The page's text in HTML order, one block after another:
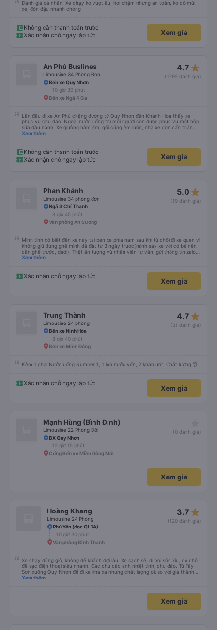
Đánh giá cá nhân: Xe chạy ko vượt ẩu, hơi chậm nhưng an toàn, ko có mùi
xe, đón đậu nhanh chóng
Không cần thanh toán trước
Xác nhận chỗ ngay lập tức
Xem giá
An Phú Buslines
Limousine 34 Phòng Đơn
4.7 star_rate
(1292 đánh giá)
Bến xe Quy Nhơn
10 giờ 30 phút
Bến xe Ngã 4 Ga
Lần đầu đi xe An Phú chặng đường từ Quy Nhơn đến Khánh Hoà thấy xe
phục vụ chu đáo. Ngoài nước uống thì mỗi người còn được phục vụ một hộp
sữa đậu nành. Xe giường nằm êm, gối cũng êm luôn, nhà xe còn cẩn thận
treo thêm ở mỗi giường một cái giỏ nhỏ để đựng chai nước uống tránh rớt.
ngoài (với số tiền bỏ ra cho tuyến đường như vậy thì thấy rất tốt)
Xem thêm
Không cần thanh toán trước
Xác nhận chỗ ngay lập tức
Xem giá
Phan Khánh
Limousine 34 phòng đơn
5.0 star_rate
(19 đánh giá)
Ngã 3 Chí Thạnh
8 giờ 45 phút
Văn phòng An Sương
Mình tình cờ biết đến xe này tai ben xe phia nam sau khi từ chối đi xe quen vì
không giữ đúng ghế mình đã đặt từ 3 ngày trước(mình say xe với có bé nên
cần ghế trước, dưới). Thật ấn tượng vù nhân viên tư vấn, gửi thông tin zalo
rõ ràng, chuyên nghiệp. Đi đúng giờ, xe mới toanh, sạch sẽ thơm tho, buồng
các anh tài và lơ cũng cực dễ thương, tâm lý. 10 điểm không nhưng. Mình sẽ
lưu lại để giới thiệu người nhà, bạn bè đi xe này. ưng hết sức. Giờ thấy may
Xem thêm
Xác nhận chỗ ngay lập tức
Xem giá
Trung Thành
Limousine 24 phòng
4.7 star_rate
(31 đánh giá)
Bến xe Ninh Hòa
8 giờ 40 phút
Bến xe Miền Đông
Kèm 1 chai Nước uống Number 1, 1 lon nước yến, 2 khăn ướt. Chất lượng 👌
Xác nhận chỗ ngay lập tức
Xem giá
Mạnh Hùng (Bình Định)
Limousine 22 Phòng Đôi
(0 đánh giá)
BX Quy Nhơn
12 giờ 15 phút
Cổng Bến xe Miền Đông Mới
Xem giá
Hoàng Khang
Limousine 24 Phòng
3.7 star_rate
(120 đánh giá)
Phú Yên (dọc QL1A)
10 giờ 30 phút
Văn phòng Bình Thạnh
Xe chạy đúng giờ, không để khách đợi lâu. Xe sạch sẽ, đi hơi sốc xíu, có chỗ
để sạc điện thoại siêu nhanh. Các chú các anh nhiệt tình, chu đáo. Từ Tây
Sơn xuống Quy Nhơn để đi xe khá xa nhưng chất lượng ok so với giá thành
chung.
Xem thêm
Xem giá